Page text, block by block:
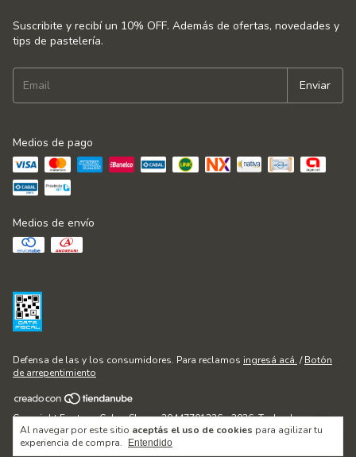
Al navegar por este sitio aceptás el uso de cookies para agilizar tu
experiencia de compra.
Entendido
Suscribite y recibí un 10% OFF. Además de ofertas, novedades y
tips de pastelería.
Medios de pago
Medios de envío
Defensa de las y los consumidores. Para reclamos ingresá acá. / Botón
de arrepentimiento
Copyright Fontana Cakes Shop - 20447701236 - 2026. Todos los
derechos reservados.